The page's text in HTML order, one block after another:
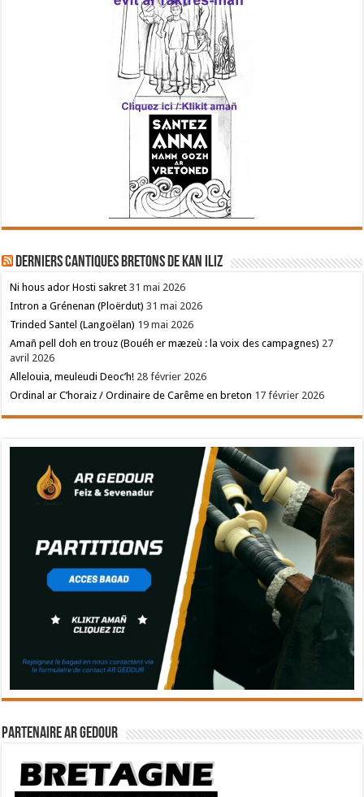
Derniers cantiques bretons de Kan Iliz
Ni hous ador Hosti sakret 31 mai 2026
Intron a Grénenan (Ploërdut) 31 mai 2026
Trinded Santel (Langoëlan) 19 mai 2026
Amañ pell doh en trouz (Bouéh er mæzeù : la voix des campagnes) 27
avril 2026
Allelouia, meuleudi Deoc’h! 28 février 2026
Ordinal ar C’horaiz / Ordinaire de Carême en breton 17 février 2026
Partenaire Ar Gedour